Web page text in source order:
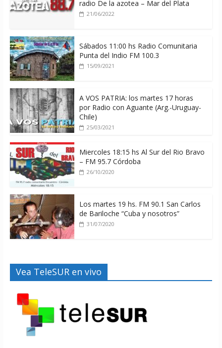
radio De la azotea – Mar del Plata
21/06/2022
Sábados 11:00 hs Radio Comunitaria
Punta del Indio FM 100.3
15/09/2021
A VOS PATRIA: los martes 17 horas
por Radio con Aguante (Arg.-Uruguay-
Chile)
25/03/2021
Miercoles 18:15 hs Al Sur del Rio Bravo
– FM 95.7 Córdoba
26/10/2020
Los martes 19 hs. FM 90.1 San Carlos
de Bariloche “Cuba y nosotros”
31/07/2020
Vea TeleSUR en vivo